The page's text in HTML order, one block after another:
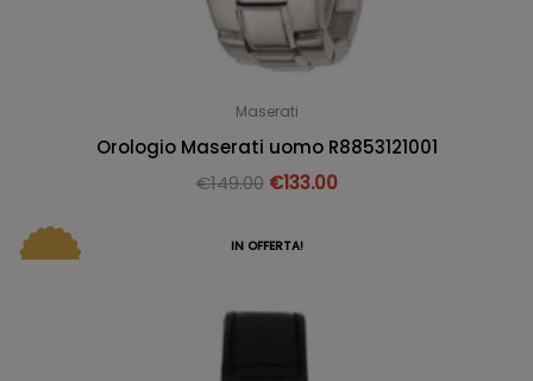
Maserati
Orologio Maserati uomo R8853121001
€149.00 €133.00
IN OFFERTA!